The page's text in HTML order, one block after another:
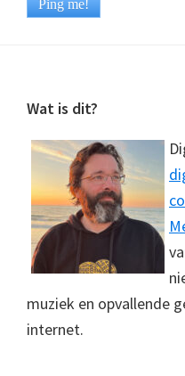
Footer
Wat is dit?
muziek en opvallende
internet.